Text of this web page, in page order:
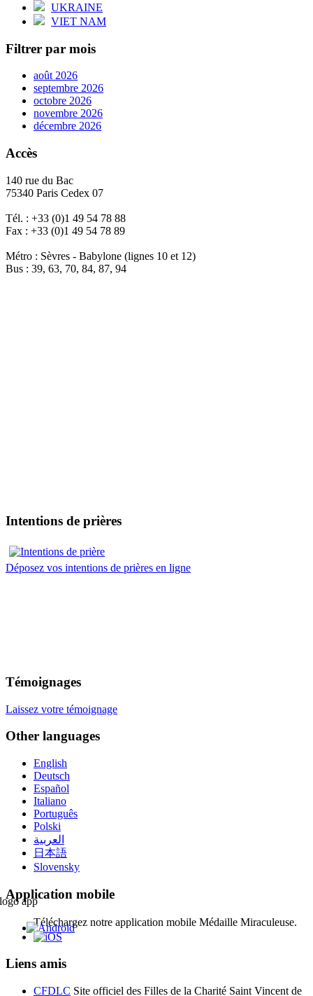
UKRAINE
VIET NAM
Filtrer par mois
août 2026
septembre 2026
octobre 2026
novembre 2026
décembre 2026
Accès
140 rue du Bac
75340 Paris Cedex 07
Tél. : +33 (0)1 49 54 78 88
Fax : +33 (0)1 49 54 78 89
Métro : Sèvres - Babylone (lignes 10 et 12)
Bus : 39, 63, 70, 84, 87, 94
Intentions de prières
Déposez vos intentions de prières en ligne
Témoignages
Laissez votre témoignage
Other languages
English
Deutsch
Español
Italiano
Português
Polski
العربية
日本語
Slovensky
Application mobile
Téléchargez notre application mobile Médaille Miraculeuse.
Liens amis
CFDLC Site officiel des Filles de la Charité Saint Vincent de